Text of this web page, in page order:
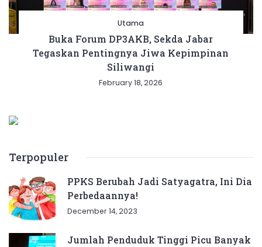
Utama
Buka Forum DP3AKB, Sekda Jabar
Tegaskan Pentingnya Jiwa Kepimpinan
Siliwangi
February 18, 2026
Terpopuler
PPKS Berubah Jadi Satyagatra, Ini Dia
Perbedaannya!
December 14, 2023
Jumlah Penduduk Tinggi Picu Banyak